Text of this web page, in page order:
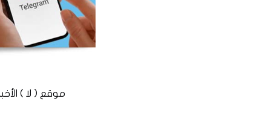
موقع ( لا ) الأخباري المستقل ©